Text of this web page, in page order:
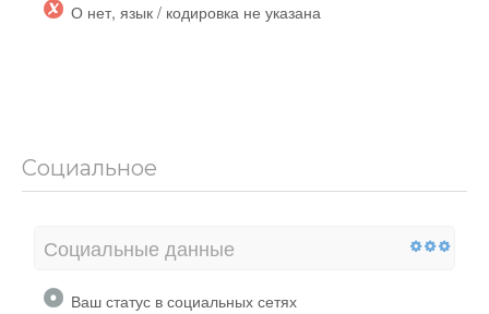
О нет, язык / кодировка не указана
Социальное
Социальные данные
Ваш статус в социальных сетях